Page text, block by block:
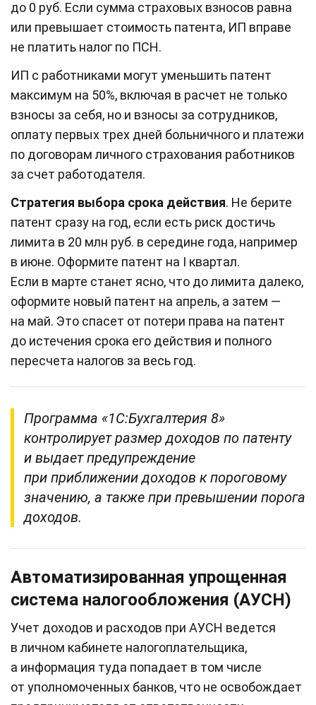
до 0 руб. Если сумма страховых взносов равна
или превышает стоимость патента, ИП вправе
не платить налог по ПСН.
ИП с работниками могут уменьшить патент
максимум на 50%, включая в расчет не только
взносы за себя, но и взносы за сотрудников,
оплату первых трех дней больничного и платежи
по договорам личного страхования работников
за счет работодателя.
Стратегия выбора срока действия. Не берите
патент сразу на год, если есть риск достичь
лимита в 20 млн руб. в середине года, например
в июне. Оформите патент на I квартал.
Если в марте станет ясно, что до лимита далеко,
оформите новый патент на апрель, а затем —
на май. Это спасет от потери права на патент
до истечения срока его действия и полного
пересчета налогов за весь год.
Программа «1С:Бухгалтерия 8»
контролирует размер доходов по патенту
и выдает предупреждение
при приближении доходов к пороговому
значению, а также при превышении порога
доходов.
Автоматизированная упрощенная
система налогообложения (АУСН)
Учет доходов и расходов при АУСН ведется
в личном кабинете налогоплательщика,
а информация туда попадает в том числе
от уполномоченных банков, что не освобождает